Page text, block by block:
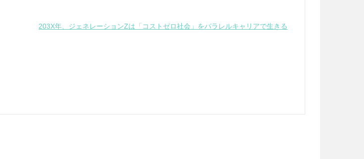
203X年、ジェネレーションZは「コストゼロ社会」をパラレルキャリアで生きる